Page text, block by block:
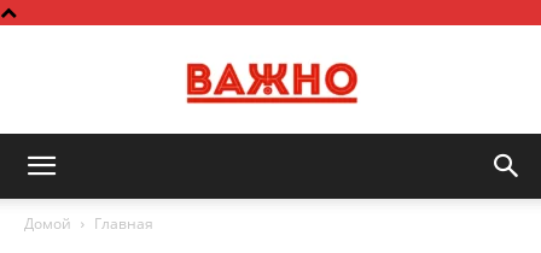
Домой Главная